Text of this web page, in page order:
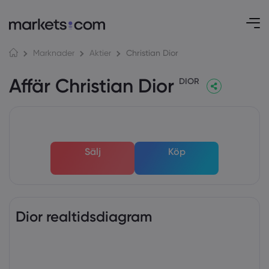
Marknader Aktier Christian Dior
Affär Christian Dior DIOR
Sälj Köp
Dior realtidsdiagram